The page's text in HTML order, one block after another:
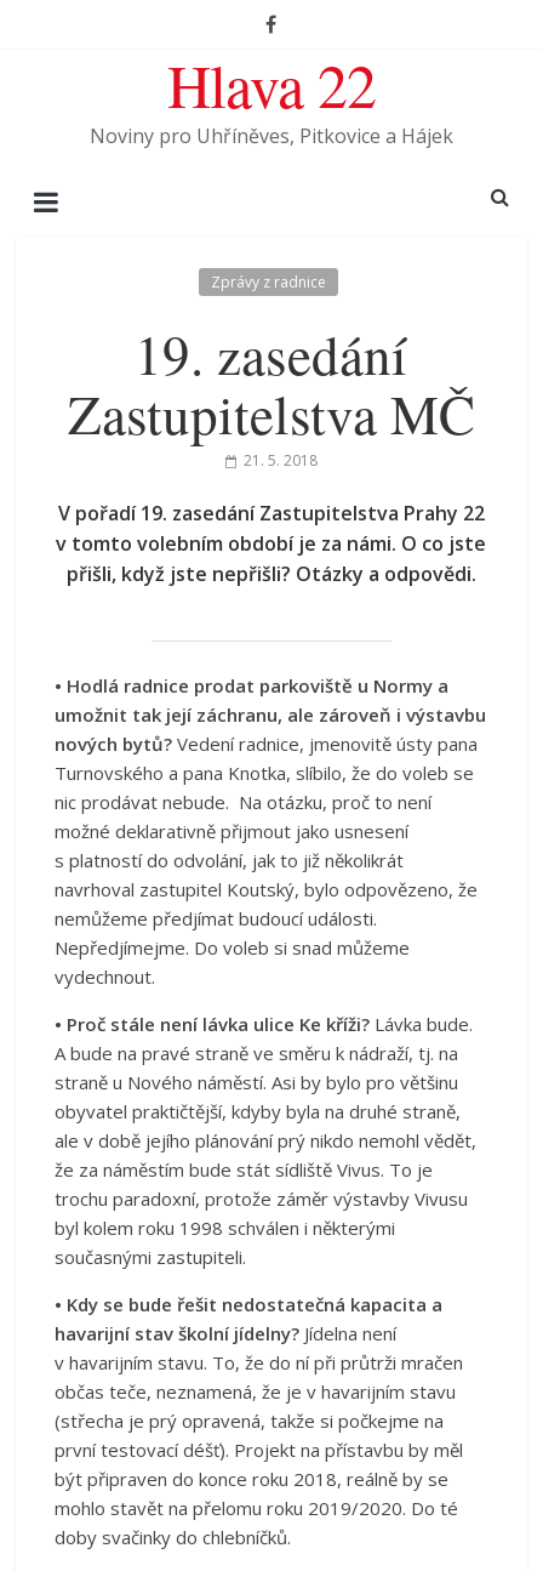
Hlava 22
Noviny pro Uhříněves, Pitkovice a Hájek
Zprávy z radnice
19. zasedání
Zastupitelstva MČ
21. 5. 2018
V pořadí 19. zasedání Zastupitelstva Prahy 22
v tomto volebním období je za námi. O co jste
přišli, když jste nepřišli? Otázky a odpovědi.
• Hodlá radnice prodat parkoviště u Normy a
umožnit tak její záchranu, ale zároveň i výstavbu
nových bytů? Vedení radnice, jmenovitě ústy pana
Turnovského a pana Knotka, slíbilo, že do voleb se
nic prodávat nebude. Na otázku, proč to není
možné deklarativně přijmout jako usnesení
s platností do odvolání, jak to již několikrát
navrhoval zastupitel Koutský, bylo odpovězeno, že
nemůžeme předjímat budoucí události.
Nepředjímejme. Do voleb si snad můžeme
vydechnout.
• Proč stále není lávka ulice Ke kříži? Lávka bude.
A bude na pravé straně ve směru k nádraží, tj. na
straně u Nového náměstí. Asi by bylo pro většinu
obyvatel praktičtější, kdyby byla na druhé straně,
ale v době jejího plánování prý nikdo nemohl vědět,
že za náměstím bude stát sídliště Vivus. To je
trochu paradoxní, protože záměr výstavby Vivusu
byl kolem roku 1998 schválen i některými
současnými zastupiteli.
• Kdy se bude řešit nedostatečná kapacita a
havarijní stav školní jídelny? Jídelna není
v havarijním stavu. To, že do ní při průtrži mračen
občas teče, neznamená, že je v havarijním stavu
(střecha je prý opravená, takže si počkejme na
první testovací déšť). Projekt na přístavbu by měl
být připraven do konce roku 2018, reálně by se
mohlo stavět na přelomu roku 2019/2020. Do té
doby svačinky do chlebníčků.